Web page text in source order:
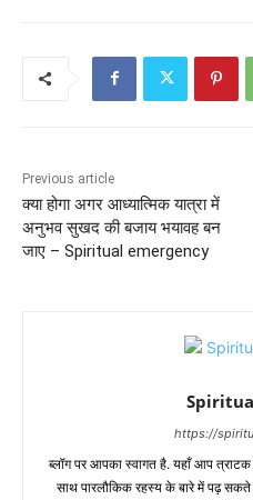
Previous article
क्या होगा अगर आध्यात्मिक यात्रा में
अनुभव सुखद की बजाय भयावह बन
जाए – Spiritual emergency
https://
ब्लॉग पर आपका स्वागत है. यहाँ आप
साथ पारलौकिक रहस्य के बारे में पढ़